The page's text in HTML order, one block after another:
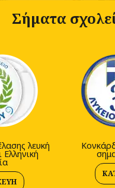
Σήματα
λευκή